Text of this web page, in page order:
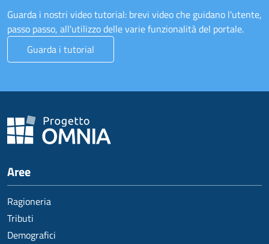
Guarda i nostri video tutorial: brevi video che guidano l'utente,
passo passo, all'utilizzo delle varie funzionalità del portale.
Guarda i tutorial
Aree
Ragioneria
Tributi
Demografici